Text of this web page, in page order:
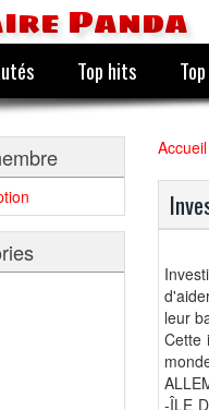
Panda
Top hits
Accueil
leur
Cette
-ÎLE